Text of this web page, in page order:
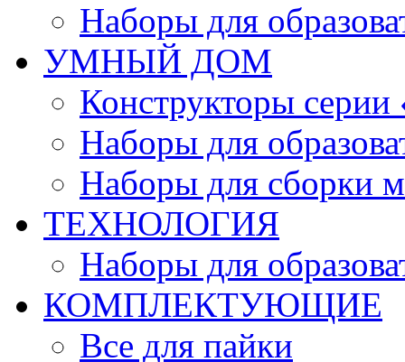
Наборы для
УМНЫЙ ДОМ
Конструкторы
Наборы для
Наборы для сборки
ТЕХНОЛОГИЯ
Наборы для
КОМПЛЕКТУЮЩИЕ
Все для пайки